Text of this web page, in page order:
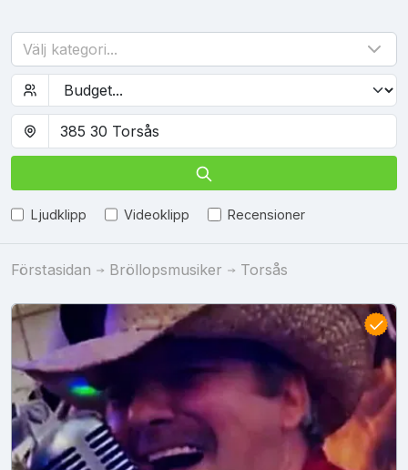
Välj kategori...
Ljudklipp Videoklipp Recensioner
Förstasidan Bröllopsmusiker Torsås